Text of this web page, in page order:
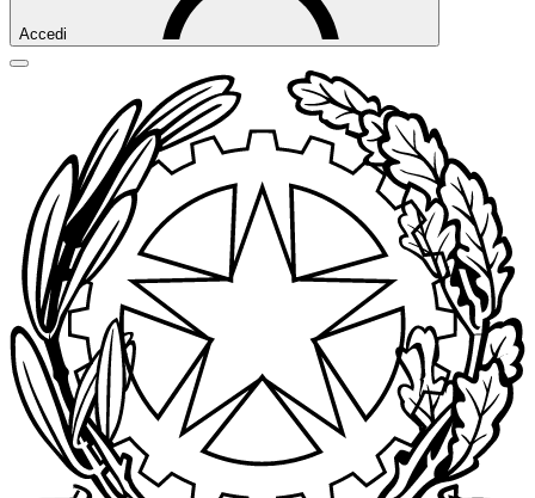
Accedi